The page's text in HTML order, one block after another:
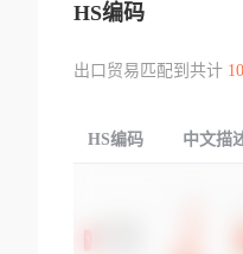
HS编码
出口贸易匹配到共计
HS编码 中文描